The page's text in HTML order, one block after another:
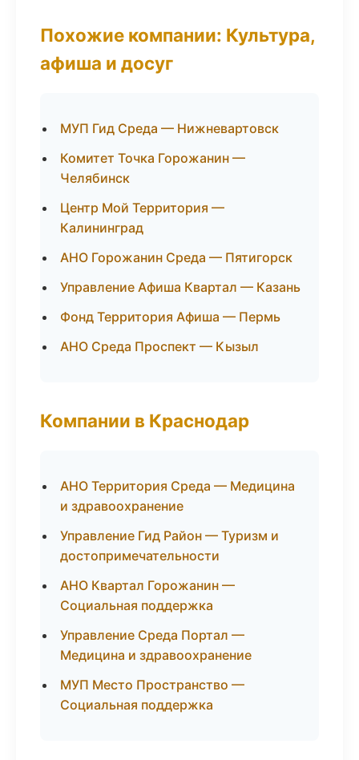
Похожие компании: Культура,
афиша и досуг
МУП Гид Среда — Нижневартовск
Комитет Точка Горожанин —
Челябинск
Центр Мой Территория —
Калининград
АНО Горожанин Среда — Пятигорск
Управление Афиша Квартал — Казань
Фонд Территория Афиша — Пермь
АНО Среда Проспект — Кызыл
Компании в Краснодар
АНО Территория Среда — Медицина
и здравоохранение
Управление Гид Район — Туризм и
достопримечательности
АНО Квартал Горожанин —
Социальная поддержка
Управление Среда Портал —
Медицина и здравоохранение
МУП Место Пространство —
Социальная поддержка